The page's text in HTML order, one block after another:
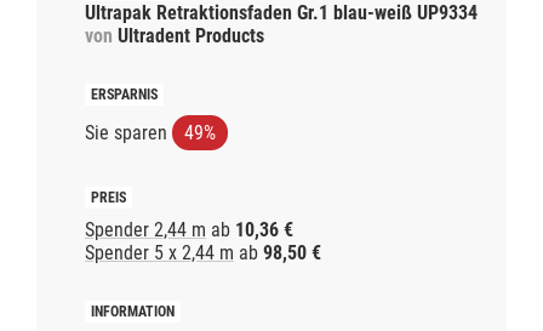
Ultrapak Retraktionsfaden Gr.1 blau-weiß UP9334
von Ultradent Products
Sie sparen 49%
Spender 2,44 m ab 10,36 €
Spender 5 x 2,44 m ab 98,50 €